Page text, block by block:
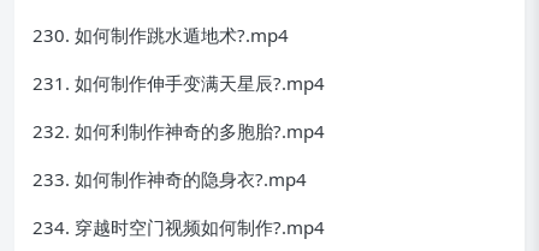
230. 如何制作跳水遁地术?.mp4
231. 如何制作伸手变满天星辰?.mp4
232. 如何利制作神奇的多胞胎?.mp4
233. 如何制作神奇的隐身衣?.mp4
234. 穿越时空门视频如何制作?.mp4